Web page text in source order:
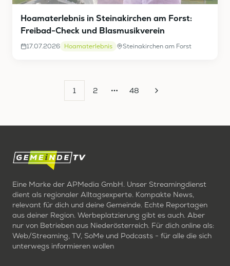
Hoamaterlebnis in Steinakirchen am Forst:
Freibad-Check und Blasmusikverein
17.07.2026 Hoamaterlebnis Steinakirchen am Forst
1 2 More pages
48
Eine Marke der APMedia GmbH. Unser Streamingdienst
dient als regionaler Alltagsexperte. Kompakte News,
relevant für dich und deine Gemeinde. Echte Reportagen
aus deiner Region. Werbeplatzierung gibt es auch. Aber
nur von Betrieben aus Niederösterreich. Für dich online als:
Web/Streaming, TV, SoMe und Podcasts - für alle die sich
unterwegs informieren wollen